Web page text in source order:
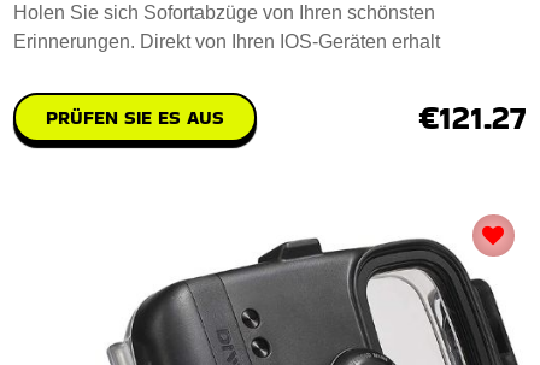
Holen Sie sich Sofortabzüge von Ihren schönsten
Erinnerungen. Direkt von Ihren IOS-Geräten erhalt
PRÜFEN SIE ES AUS €121.27